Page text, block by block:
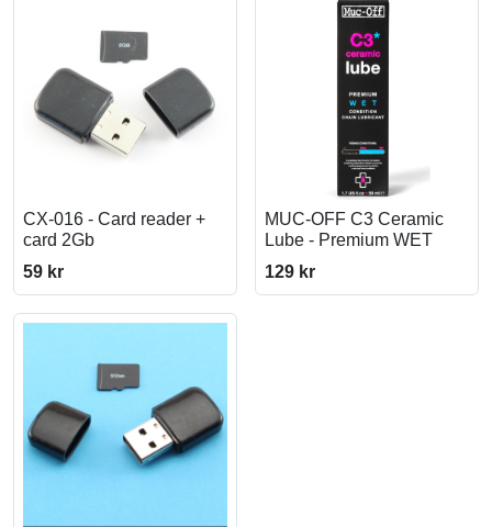
CX-016 - Card reader +
card 2Gb
59 kr
MUC-OFF C3 Ceramic
Lube - Premium WET
129 kr